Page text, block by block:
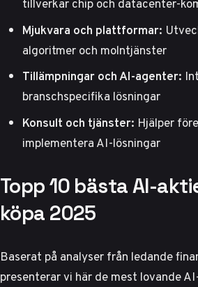
Mjukvara och plattformar:
algoritmer och molntjänster
Tillämpningar och AI-agenter:
branschspecifika lösningar
Konsult och tjänster: Hjälper
implementera AI-lösningar
Topp 10 bästa AI-
köpa 2025
Baserat på analyser från ledande
presenterar vi här de mest lovande